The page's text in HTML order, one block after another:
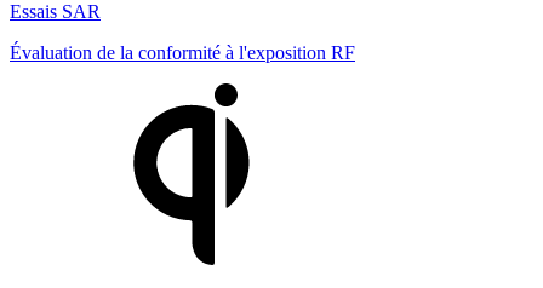
Essais SAR
Évaluation de la conformité à l'exposition RF